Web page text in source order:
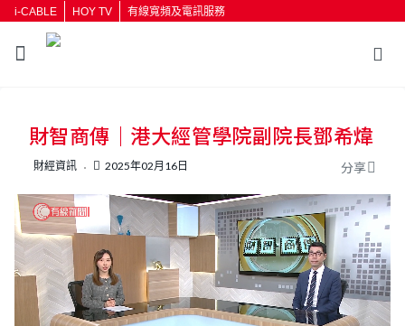
i-CABLE HOY TV 有線寬頻及電訊服務
按輸入鍵開始搜尋
財智商傳｜港大經管學院副院長鄧希煒
財經資訊 2025年02月16日 分享